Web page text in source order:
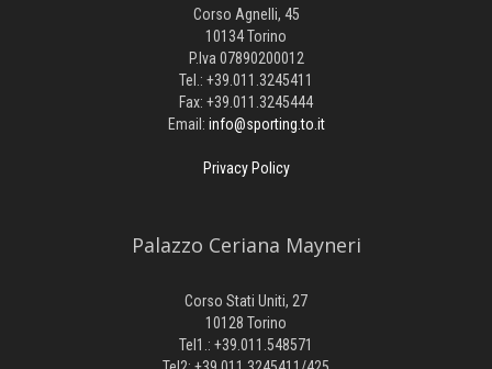
Corso Agnelli, 45
10134 Torino
P.Iva 07890200012
Tel.: +39.011.3245411
Fax: +39.011.3245444
Email: info@sporting.to.it
Privacy Policy
Palazzo Ceriana Mayneri
Corso Stati Uniti, 27
10128 Torino
Tel1.: +39.011.548571